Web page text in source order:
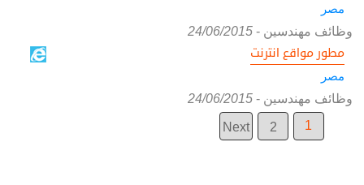
مصر
وظائف مهندسين -
24/06/2015
مطور مواقع انترنت
مصر
وظائف مهندسين -
24/06/2015
1
2
Next